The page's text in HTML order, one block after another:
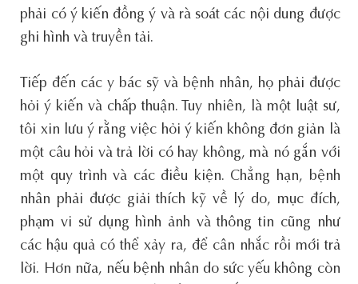
phải có ý kiến đồng ý và rà soát các nội dung được
ghi hình và truyền tải.
Tiếp đến các y bác sỹ và bệnh nhân, họ phải được
hỏi ý kiến và chấp thuận. Tuy nhiên, là một luật sư,
tôi xin lưu ý rằng việc hỏi ý kiến không đơn giản là
một câu hỏi và trả lời có hay không, mà nó gắn với
một quy trình và các điều kiện. Chẳng hạn, bệnh
nhân phải được giải thích kỹ về lý do, mục đích,
phạm vi sử dụng hình ảnh và thông tin cũng như
các hậu quả có thể xảy ra, để cân nhắc rồi mới trả
lời. Hơn nữa, nếu bệnh nhân do sức yếu không còn